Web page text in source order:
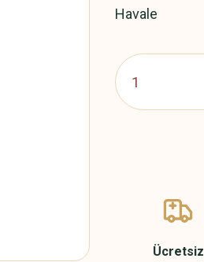
Havale
Ücretsiz